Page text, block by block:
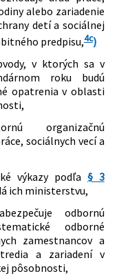
predpisov
Slovenskej republiky,
a dopĺňa nariadenie
republiky č. 102/2020
opatreniach v oblasti
a služieb
v čase mimoriadnej
stavu alebo
vyhláseného v
COVID-19 v
predpisov
Slovenskej republiky,
nariadenie vlády
v oblasti
rodiny a služieb
čase mimoriadnej
stavu alebo
alebo zariadenie
detí a sociálnej
predpisu,4c)
v ktorých sa v
roku budú
opatrenia v oblasti
organizačnú
sociálnych vecí a
výkazy podľa § 3
ich ministerstvu,
odbornú
odborné
zamestnancov a
a zariadení v
pôsobnosti,